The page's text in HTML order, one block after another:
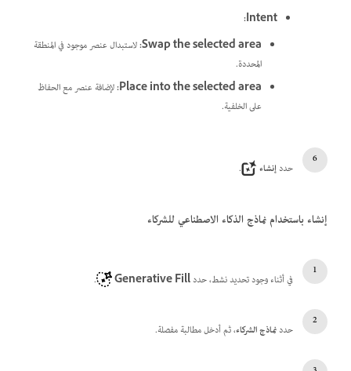
Intent
:
Swap the selected area
:لاستبدال عنصر موجود في المنطقة
المحددة.
Place into the selected area
:لإضافة عنصر مع الحفاظ
على الخلفية.
حددإنشاء .
إنشاء باستخدام نماذج الذكاء الاصطناعي للشركاء
في أثناء وجود تحديد نشط، حددGenerative Fill
.
حددنماذج الشركاء، ثم أدخل مطالبة مفصلة.